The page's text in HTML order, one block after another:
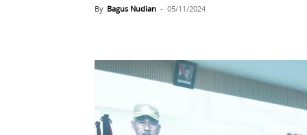
By Bagus Nudian - 05/11/2024